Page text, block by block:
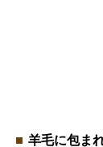
羊毛に包ま